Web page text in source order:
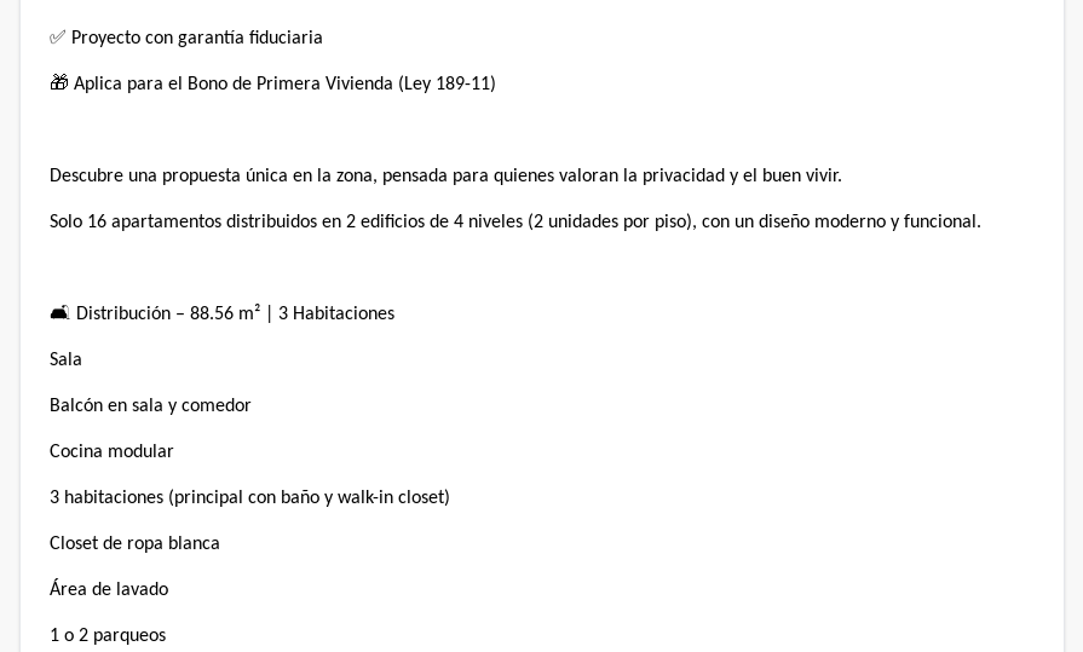
✅ Proyecto con garantía fiduciaria⁣
🎁 Aplica para el Bono de Primera Vivienda (Ley 189-11)⁣
Descubre una propuesta única en la zona, pensada para quienes valoran la privacidad y el buen vivir.⁣
Solo 16 apartamentos distribuidos en 2 edificios de 4 niveles (2 unidades por piso), con un diseño moderno y funcional.⁣
🛋️ Distribución – 88.56 m² | 3 Habitaciones⁣
Sala⁣
Balcón en sala y comedor⁣
Cocina modular
3 habitaciones (principal con baño y walk-in closet)⁣
Closet de ropa blanca⁣
Área de lavado⁣
1 o 2 parqueos⁣